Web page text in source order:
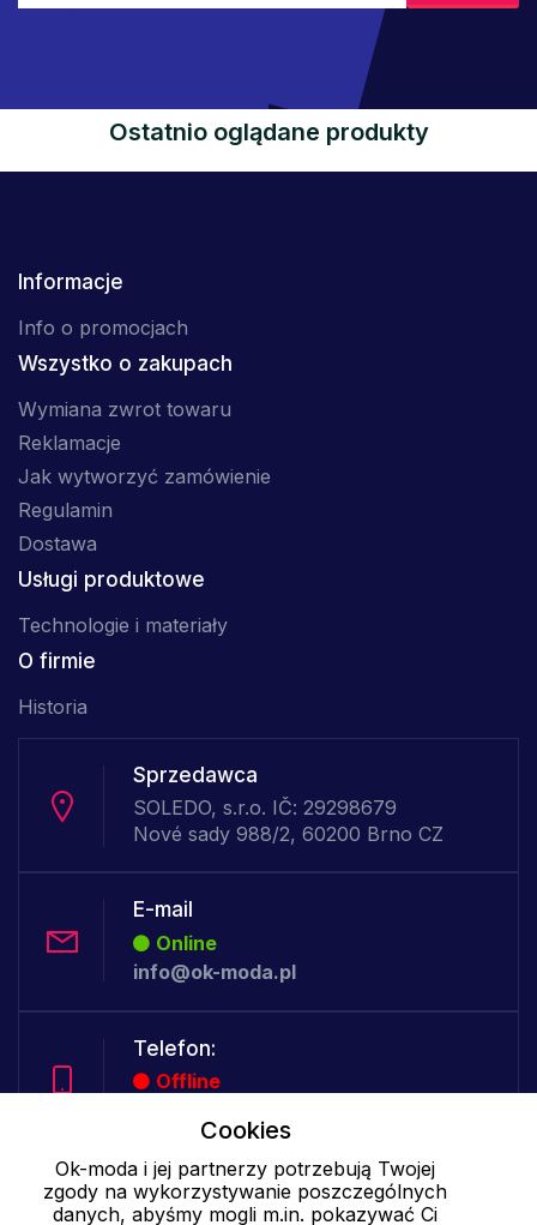
Ostatnio oglądane produkty
Informacje
Info o promocjach
Wszystko o zakupach
Wymiana zwrot towaru
Reklamacje
Jak wytworzyć zamówienie
Regulamin
Dostawa
Usługi produktowe
Technologie i materiały
O firmie
Historia
Sprzedawca
SOLEDO, s.r.o. IČ: 29298679
Nové sady 988/2, 60200 Brno CZ
E-mail
Online
info@ok-moda.pl
Telefon:
Offline
Cookies - szczegółowe ustawienia|Więcej informacji|Polityka
prywatności
Cookies
Ok-moda i jej partnerzy potrzebują Twojej
zgody na wykorzystywanie poszczególnych
danych, abyśmy mogli m.in. pokazywać Ci